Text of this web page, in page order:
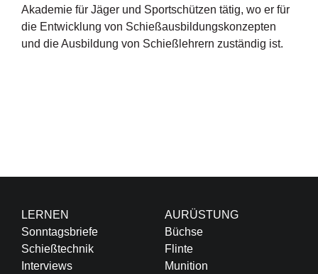
Akademie für Jäger und Sportschützen tätig, wo er für
die Entwicklung von Schießausbildungskonzepten
und die Ausbildung von Schießlehrern zuständig ist.
LERNEN
Sonntagsbriefe
Schießtechnik
Interviews
AURÜSTUNG
Büchse
Flinte
Munition